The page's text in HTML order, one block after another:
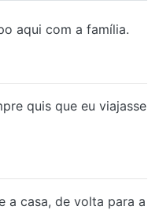
aqui com a família.
quis que eu viajasse
a casa, de volta para a